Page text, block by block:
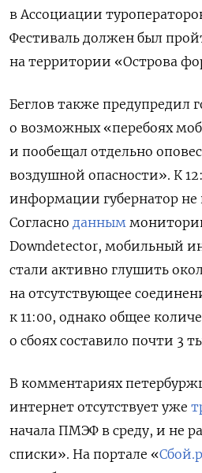
в Ассоциации
Фестиваль должен был
на территории «Острова
Беглов также предупредил
о возможных «перебоях
и пообещал отдельно
воздушной опасности». К
информации губернатор не
Согласно данным
Downdetector, мобильный
стали активно глушить
на отсутствующее
к 11:00, однако общее
о сбоях составило почти 3
В комментариях
интернет отсутствует уже
начала ПМЭФ в среду, и не
списки». На портале «